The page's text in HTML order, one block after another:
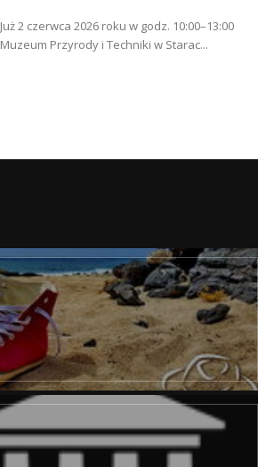
Już 2 czerwca 2026 roku w godz. 10:00–13:00
Muzeum Przyrody i Techniki w Starac...